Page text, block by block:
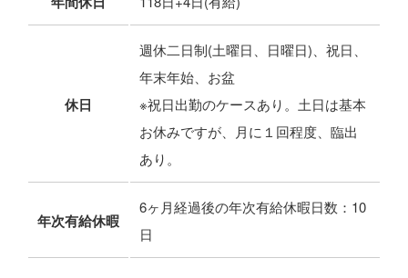
休日
週休二日制(土曜日、日曜日)、祝日、
年末年始、お盆
※祝日出勤のケースあり。土日は基本
お休みですが、月に１回程度、臨出
あり。
年次有給休暇
6ヶ月経過後の年次有給休暇日数：10
日